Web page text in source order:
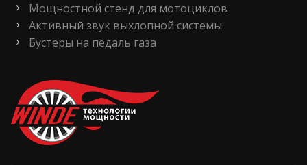
Мощностной стенд для мотоциклов
Активный звук выхлопной системы
Бустеры на педаль газа